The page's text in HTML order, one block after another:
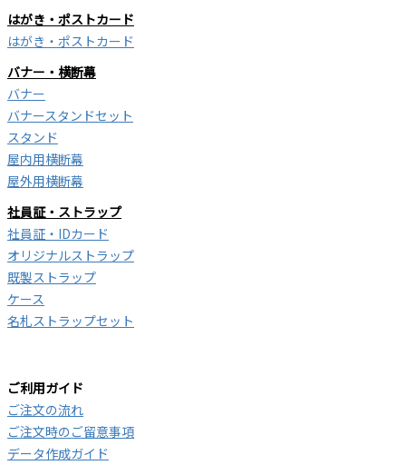
はがき・ポストカード
はがき・ポストカード
バナー・横断幕
バナー
バナースタンドセット
スタンド
屋内用横断幕
屋外用横断幕
社員証・ストラップ
社員証・IDカード
オリジナルストラップ
既製ストラップ
ケース
名札ストラップセット
ご利用ガイド
ご注文の流れ
ご注文時のご留意事項
データ作成ガイド